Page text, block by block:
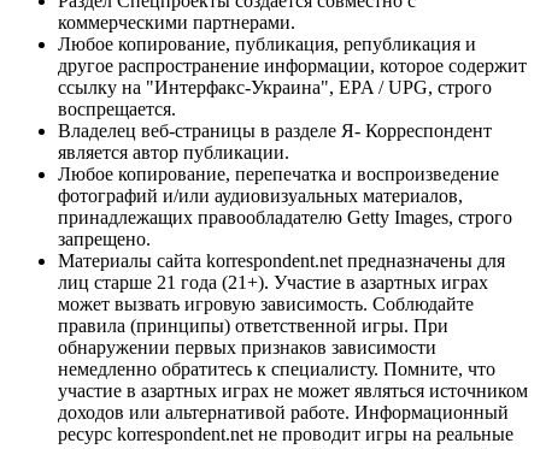
коммерческими партнерами.
Любое копирование, публикация, републикация и
другое распространение информации, которое содержит
ссылку на "Интерфакс-Украина", EPA / UPG, строго
воспрещается.
Владелец веб-страницы в разделе Я- Корреспондент
является автор публикации.
Любое копирование, перепечатка и воспроизведение
фотографий и/или аудиовизуальных материалов,
принадлежащих правообладателю Getty Images, строго
запрещено.
Материалы сайта korrespondent.net предназначены для
лиц старше 21 года (21+). Участие в азартных играх
может вызвать игровую зависимость. Соблюдайте
правила (принципы) ответственной игры. При
обнаружении первых признаков зависимости
немедленно обратитесь к специалисту. Помните, что
участие в азартных играх не может являться источником
доходов или альтернативой работе. Информационный
ресурс korrespondent.net не проводит игры на реальные